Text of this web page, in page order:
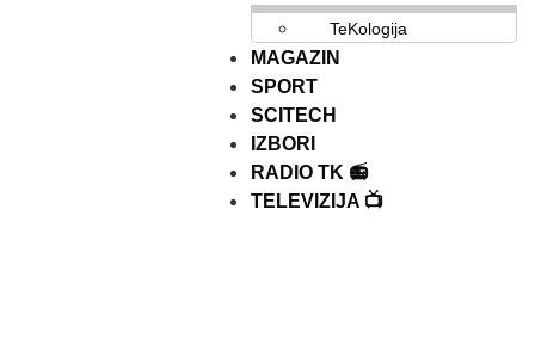
TeKologija
MAGAZIN
SPORT
SCITECH
IZBORI
RADIO TK 📻
TELEVIZIJA 📺